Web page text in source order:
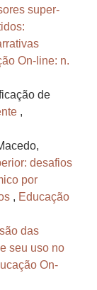
super-
On-line: n.
de
,
desafios
por
, Educação
das
seu uso no
On-